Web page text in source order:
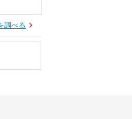
調べる